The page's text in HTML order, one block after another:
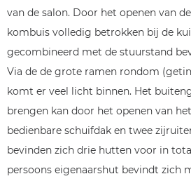
van de salon. Door het openen van
kombuis volledig betrokken bij de
gecombineerd met de stuurstand
Via de de grote ramen rondom
komt er veel licht binnen. Het
brengen kan door het openen van
bedienbare schuifdak en twee
bevinden zich drie hutten voor in
persoons eigenaarshut bevindt zich